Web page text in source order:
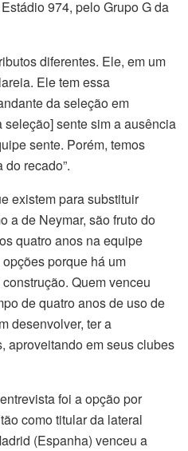
974, pelo Grupo G da
diferentes. Ele, em um
Ele tem essa
da seleção em
seleção] sente sim a ausência
sente. Porém, temos
recado”.
existem para substituir
a de Neymar, são fruto do
quatro anos na equipe
porque há um
Quem venceu
de quatro anos de uso de
desenvolver, ter a
aproveitando em seus clubes
foi a opção por
como titular da lateral
(Espanha) venceu a